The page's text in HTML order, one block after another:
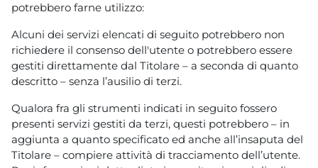
potrebbero farne utilizzo:
Alcuni dei servizi elencati di seguito potrebbero non
richiedere il consenso dell'utente o potrebbero essere
gestiti direttamente dal Titolare – a seconda di quanto
descritto – senza l’ausilio di terzi.
Qualora fra gli strumenti indicati in seguito fossero
presenti servizi gestiti da terzi, questi potrebbero – in
aggiunta a quanto specificato ed anche all’insaputa del
Titolare – compiere attività di tracciamento dell’utente.